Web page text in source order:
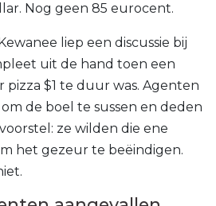
Nog geen 85 eurocent.
liep een discussie bij
uit de hand toen een
$1 te duur was. Agenten
de boel te sussen en deden
ze wilden die ene
het gezeur te beëindigen.